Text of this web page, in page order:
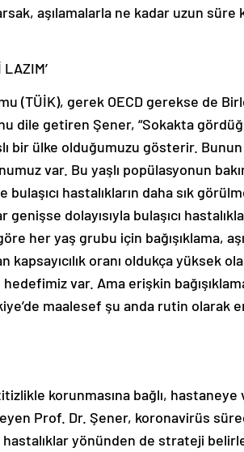
aşılamalarla ne kadar uzun
(TÜİK), gerek OECD gerekse de
dile getiren Şener, “Sokakta
bir ülke olduğumuzu gösterir. Bunun
var. Bu yaşlı popülasyonun
hastalıkların daha sık
dolayısıyla bulaşıcı
her yaş grubu için bağışıklama,
kapsayıcılık oranı oldukça yüksek
var. Ama erişkin
maalesef şu anda rutin olarak
korunmasına bağlı, hastaneye
Prof. Dr. Şener, koronavirüs
yönünden de strateji